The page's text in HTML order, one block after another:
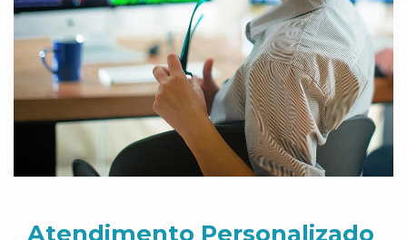
Atendimento Personalizado